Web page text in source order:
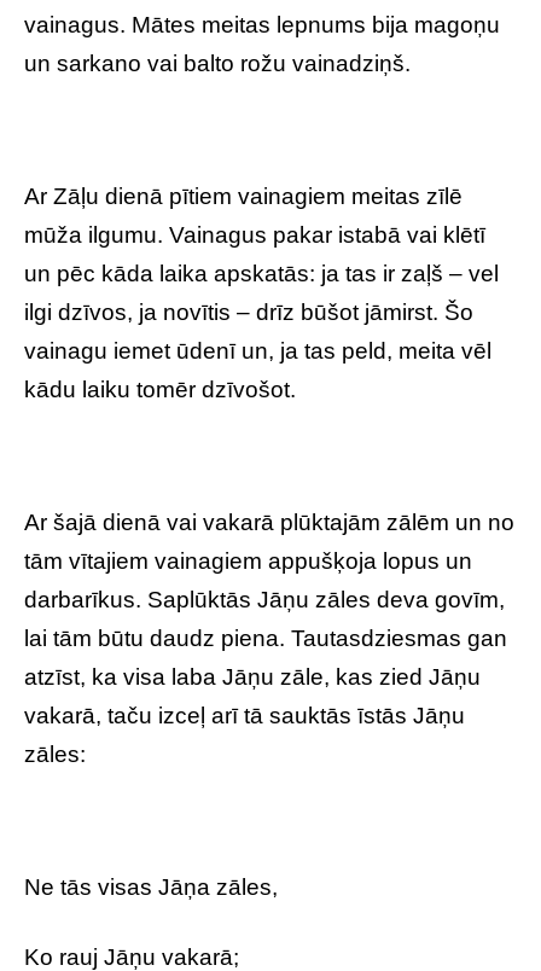
vainagus. Mātes meitas lepnums bija magoņu
un sarkano vai balto rožu vainadziņš.
Ar Zāļu dienā pītiem vainagiem meitas zīlē
mūža ilgumu. Vainagus pakar istabā vai klētī
un pēc kāda laika apskatās: ja tas ir zaļš – vel
ilgi dzīvos, ja novītis – drīz būšot jāmirst. Šo
vainagu iemet ūdenī un, ja tas peld, meita vēl
kādu laiku tomēr dzīvošot.
Ar šajā dienā vai vakarā plūktajām zālēm un no
tām vītajiem vainagiem appušķoja lopus un
darbarīkus. Saplūktās Jāņu zāles deva govīm,
lai tām būtu daudz piena. Tautasdziesmas gan
atzīst, ka visa laba Jāņu zāle, kas zied Jāņu
vakarā, taču izceļ arī tā sauktās īstās Jāņu
zāles:
Ne tās visas Jāņa zāles,
Ko rauj Jāņu vakarā;